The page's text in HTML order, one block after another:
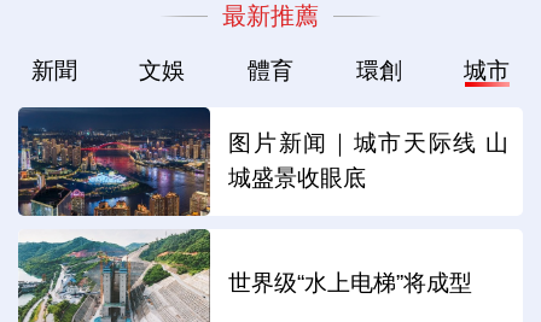
最新推薦
新聞 文娛 體育 環創 城市
图片新闻｜城市天际线 山
城盛景收眼底
世界级“水上电梯”将成型